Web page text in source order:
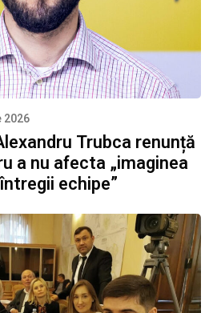
2026
Trubca renunță
a nu afecta „imaginea
echipe”